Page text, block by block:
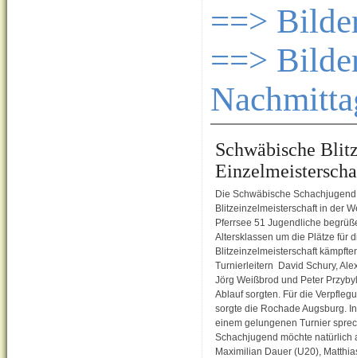
==>
==>
Schwäbische
Die Schwäbische
Blitzeinzelmeisterschaft in der
Pferrsee 51 Jugendliche
Altersklassen um die Plätze für
Blitzeinzelmeisterschaft
Turnierleitern David Schury,
Jörg Weißbrod und Peter
Ablauf sorgten. Für die
sorgte die Rochade Augsburg.
einem gelungenen Turnier
Schachjugend möchte natürlich
Maximilian Dauer (U20),